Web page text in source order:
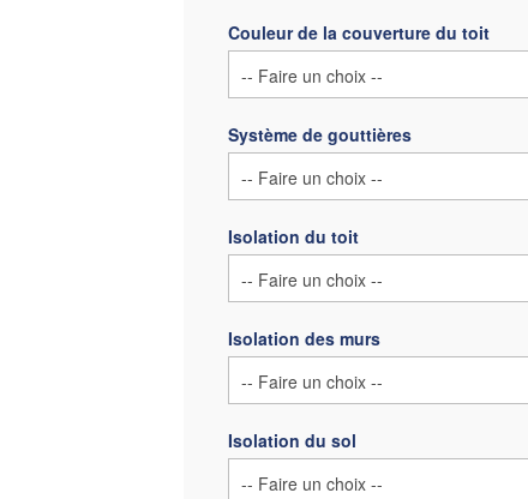
Couleur de la couverture du toit
Système de gouttières
Isolation du toit
Isolation des murs
Isolation du sol